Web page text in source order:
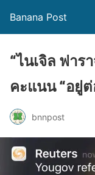
Banana Post
“ไนเจิล ฟาร
คะแนน “อยู่
bnnpost